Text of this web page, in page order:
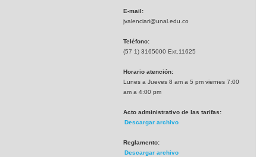
E-mail:
jvalenciari@unal.edu.co
Teléfono:
(57 1) 3165000 Ext.11625
Horario atención:
Lunes a Jueves 8 am a 5 pm viernes 7:00
am a 4:00 pm
Acto administrativo de las tarifas:
Descargar archivo
Reglamento:
Descargar archivo